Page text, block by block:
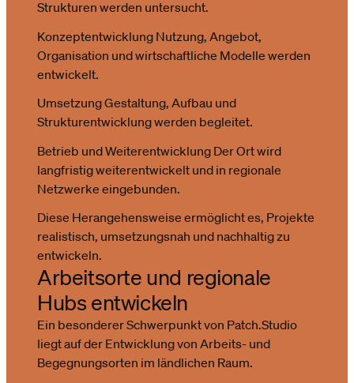
Strukturen werden untersucht.
Konzeptentwicklung Nutzung, Angebot,
Organisation und wirtschaftliche Modelle werden
entwickelt.
Umsetzung Gestaltung, Aufbau und
Strukturentwicklung werden begleitet.
Betrieb und Weiterentwicklung Der Ort wird
langfristig weiterentwickelt und in regionale
Netzwerke eingebunden.
Diese Herangehensweise ermöglicht es, Projekte
realistisch, umsetzungsnah und nachhaltig zu
entwickeln.
Arbeitsorte und regionale
Hubs entwickeln
Ein besonderer Schwerpunkt von Patch.Studio
liegt auf der Entwicklung von Arbeits- und
Begegnungsorten im ländlichen Raum.